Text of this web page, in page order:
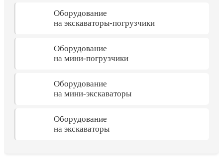
Оборудование
на экскаваторы-погрузчики
Оборудование
на мини-погрузчики
Оборудование
на мини-экскаваторы
Оборудование
на экскаваторы